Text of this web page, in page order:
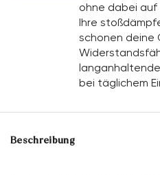
ohne dabei
Ihre
schonen deine
bei täglichem
Beschreibung